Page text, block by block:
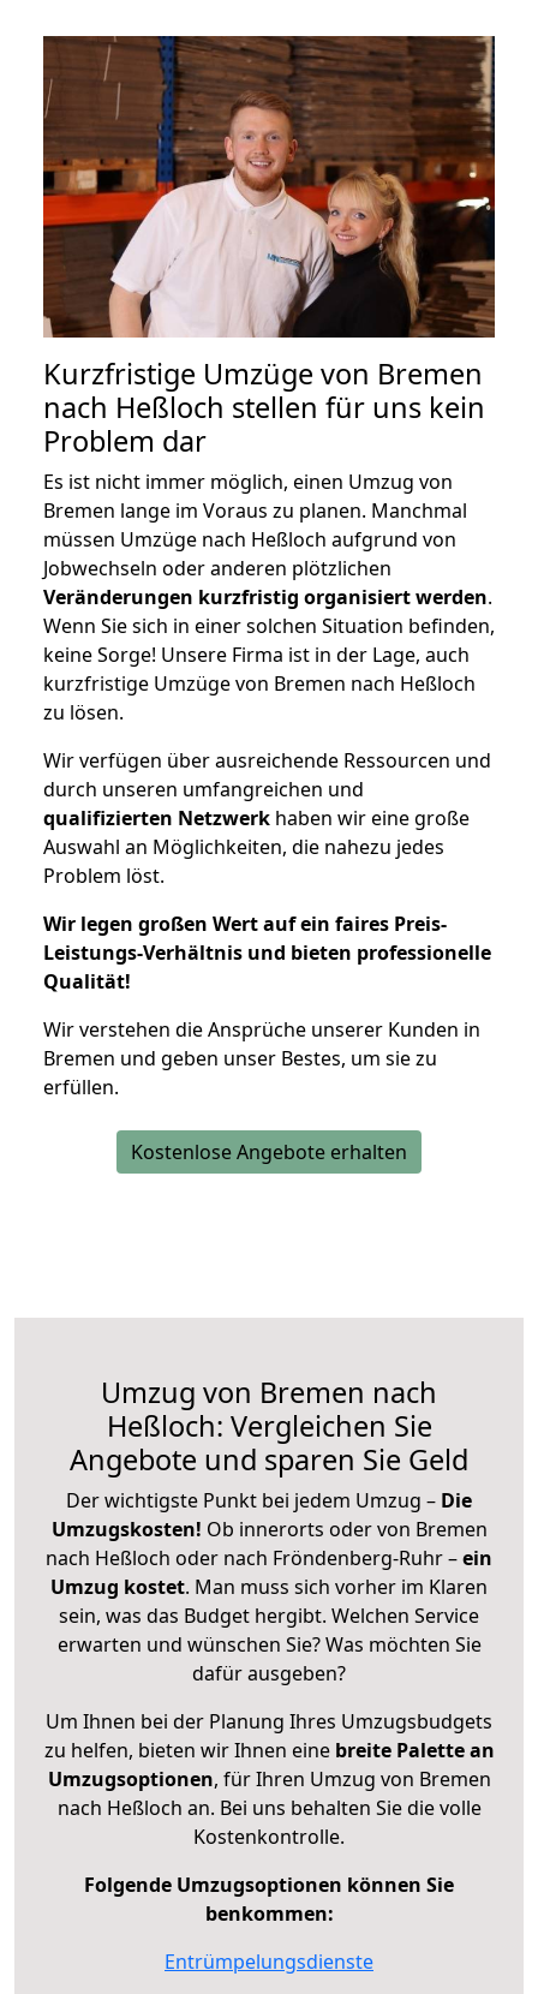
Kurzfristige Umzüge von Bremen
nach Heßloch stellen für uns kein
Problem dar
Es ist nicht immer möglich, einen Umzug von
Bremen lange im Voraus zu planen. Manchmal
müssen Umzüge nach Heßloch aufgrund von
Jobwechseln oder anderen plötzlichen
Veränderungen kurzfristig organisiert werden.
Wenn Sie sich in einer solchen Situation befinden,
keine Sorge! Unsere Firma ist in der Lage, auch
kurzfristige Umzüge von Bremen nach Heßloch
zu lösen.
Wir verfügen über ausreichende Ressourcen und
durch unseren umfangreichen und
qualifizierten Netzwerk haben wir eine große
Auswahl an Möglichkeiten, die nahezu jedes
Problem löst.
Wir legen großen Wert auf ein faires Preis-
Leistungs-Verhältnis und bieten professionelle
Qualität!
Wir verstehen die Ansprüche unserer Kunden in
Bremen und geben unser Bestes, um sie zu
erfüllen.
Kostenlose Angebote erhalten
Umzug von Bremen nach
Heßloch: Vergleichen Sie
Angebote und sparen Sie Geld
Der wichtigste Punkt bei jedem Umzug – Die
Umzugskosten! Ob innerorts oder von Bremen
nach Heßloch oder nach Fröndenberg-Ruhr –ein
Umzug kostet. Man muss sich vorher im Klaren
sein, was das Budget hergibt. Welchen Service
erwarten und wünschen Sie? Was möchten Sie
dafür ausgeben?
Um Ihnen bei der Planung Ihres Umzugsbudgets
zu helfen, bieten wir Ihnen eine breite Palette an
Umzugsoptionen, für Ihren Umzug von Bremen
nach Heßloch an. Bei uns behalten Sie die volle
Kostenkontrolle.
Folgende Umzugsoptionen können Sie
benkommen:
Entrümpelungsdienste